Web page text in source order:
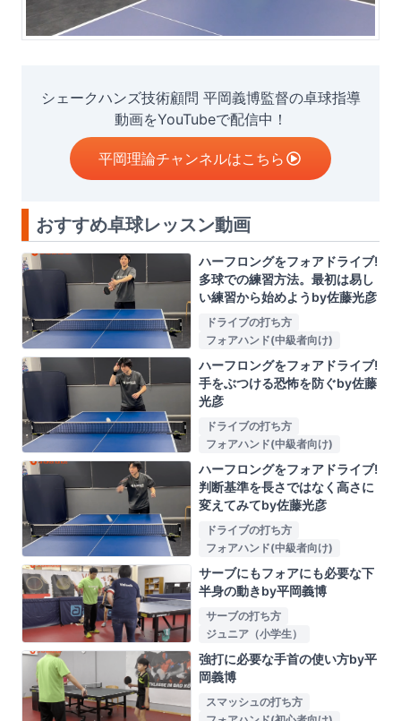
シェークハンズ技術顧問 平岡義博監督の卓球指導
動画をYouTubeで配信中！
平岡理論チャンネルはこちら
おすすめ卓球レッスン動画
ハーフロングをフォアドライブ!
多球での練習方法。最初は易し
い練習から始めようby佐藤光彦
ドライブの打ち方
フォアハンド(中級者向け)
ハーフロングをフォアドライブ!
手をぶつける恐怖を防ぐby佐藤
光彦
ドライブの打ち方
フォアハンド(中級者向け)
ハーフロングをフォアドライブ!
判断基準を長さではなく高さに
変えてみてby佐藤光彦
ドライブの打ち方
フォアハンド(中級者向け)
サーブにもフォアにも必要な下
半身の動きby平岡義博
サーブの打ち方
ジュニア（小学生）
強打に必要な手首の使い方by平
岡義博
スマッシュの打ち方